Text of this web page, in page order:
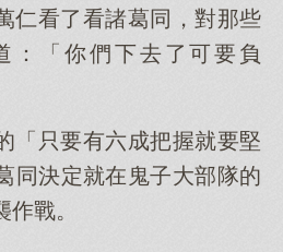
仁看了看諸葛同，對那些
：「你們下去了可要負
「只要有六成把握就要堅
同決定就在鬼子大部隊的
戰。